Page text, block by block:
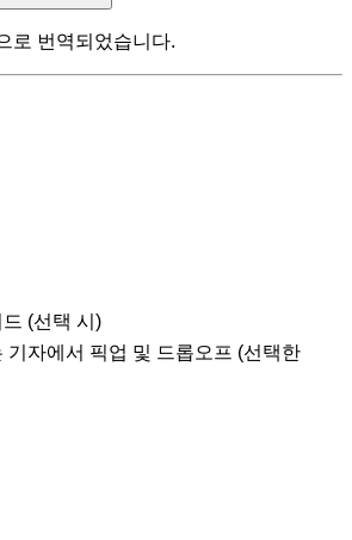
로 번역되었습니다.
(선택 시)
기자에서 픽업 및 드롭오프 (선택한